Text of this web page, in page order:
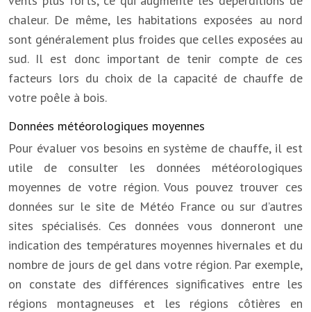
chaleur. De même, les habitations exposées au nord
sont généralement plus froides que celles exposées au
sud. Il est donc important de tenir compte de ces
facteurs lors du choix de la capacité de chauffe de
votre poêle à bois.
Données météorologiques moyennes
Pour évaluer vos besoins en système de chauffe, il est
utile de consulter les données météorologiques
moyennes de votre région. Vous pouvez trouver ces
données sur le site de Météo France ou sur d’autres
sites spécialisés. Ces données vous donneront une
indication des températures moyennes hivernales et du
nombre de jours de gel dans votre région. Par exemple,
on constate des différences significatives entre les
régions montagneuses et les régions côtières en